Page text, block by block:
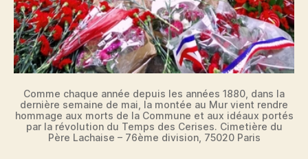
Comme chaque année depuis les années 1880, dans la
dernière semaine de mai, la montée au Mur vient rendre
hommage aux morts de la Commune et aux idéaux portés
par la révolution du Temps des Cerises. Cimetière du
Père Lachaise – 76ème division, 75020 Paris